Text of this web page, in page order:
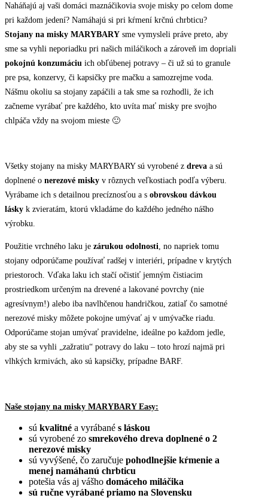
Naháňajú aj vaši domáci maznáčikovia svoje misky po celom dome
pri každom jedení? Namáhajú si pri kŕmení krčnú chrbticu?
Stojany na misky MARYBARY sme vymysleli práve preto, aby
sme sa vyhli neporiadku pri našich miláčikoch a zároveň im dopriali
pokojnú konzumáciu ich obľúbenej potravy – či už sú to granule
pre psa, konzervy, či kapsičky pre mačku a samozrejme voda.
Nášmu okoliu sa stojany zapáčili a tak sme sa rozhodli, že ich
začneme vyrábať pre každého, kto uvíta mať misky pre svojho
chlpáča vždy na svojom mieste 🙂
Všetky stojany na misky MARYBARY sú vyrobené z dreva a sú
doplnené o nerezové misky v rôznych veľkostiach podľa výberu.
Vyrábame ich s detailnou precíznosťou a s obrovskou dávkou
lásky k zvieratám, ktorú vkladáme do každého jedného nášho
výrobku.
Použitie vrchného laku je zárukou odolnosti , no napriek tomu
stojany odporúčame používať radšej v interiéri, prípadne v krytých
priestoroch. Vďaka laku ich stačí očistiť jemným čistiacim
prostriedkom určeným na drevené a lakované povrchy (nie
agresívnym!) alebo iba navlhčenou handričkou, zatiaľ čo samotné
nerezové misky môžete pokojne umývať aj v umývačke riadu.
Odporúčame stojan umývať pravidelne, ideálne po každom jedle,
aby ste sa vyhli „zažratiu“ potravy do laku – toto hrozí najmä pri
vlhkých krmivách, ako sú kapsičky, prípadne BARF.
Naše stojany na misky MARYBARY Easy:
sú kvalitné a vyrábané s láskou
sú vyrobené zo smrekového dreva doplnené o 2
nerezové misky
sú vyvýšené, čo zaručuje pohodlnejšie kŕmenie a
menej namáhanú chrbticu
potešia vás aj vášho domáceho miláčika
sú ručne vyrábané priamo na Slovensku